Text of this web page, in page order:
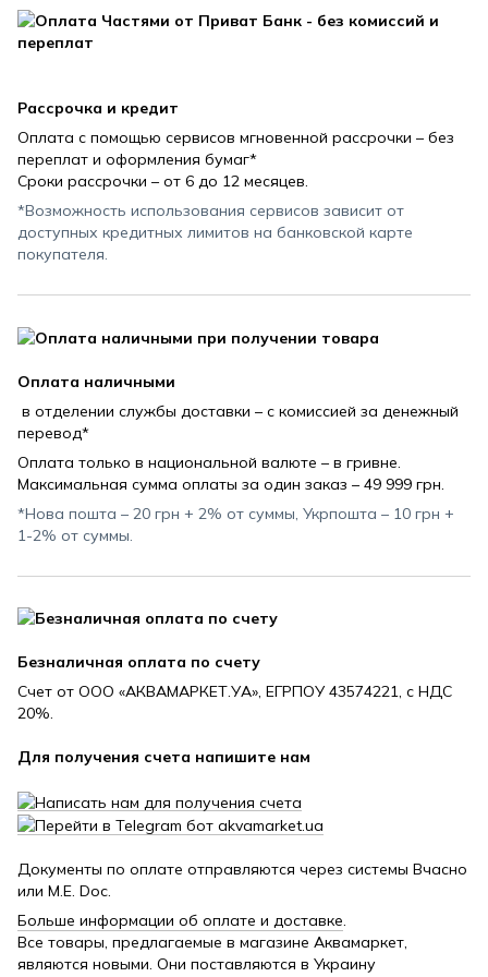
Рассрочка и кредит
Оплата с помощью сервисов мгновенной рассрочки – без
переплат и оформления бумаг*
Сроки рассрочки – от 6 до 12 месяцев.
*Возможность использования сервисов зависит от
доступных кредитных лимитов на банковской карте
покупателя.
Оплата наличными
в отделении службы доставки – с комиссией за денежный
перевод*
Оплата только в национальной валюте – в гривне.
Максимальная сумма оплаты за один заказ – 49 999 грн.
*Нова пошта – 20 грн + 2% от суммы, Укрпошта – 10 грн +
1-2% от суммы.
Безналичная оплата по счету
Счет от ООО «АКВАМАРКЕТ.УА», ЕГРПОУ 43574221, с НДС
20%.
Для получения счета напишите нам
Документы по оплате отправляются через системы Вчасно
или M.E. Doc.
Больше информации об оплате и доставке.
Все товары, предлагаемые в магазине Аквамаркет,
являются новыми. Они поставляются в Украину